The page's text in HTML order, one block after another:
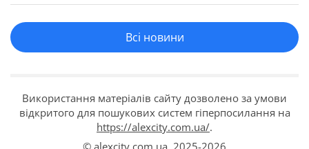
Підприємство, яке розпочало повноцінну роботу 28
червня 2022 року, протягом трьох з половиною років
на пʼяти маршрутах перевезло 3,5 мільйона пасажирів –
це 1 мільйон на рік. Водночас, […]
Всі новини
Використання матеріалів сайту дозволено за умови
відкритого для пошукових систем гіперпосилання на
https://alexcity.com.ua/.
© alexcity.com.ua, 2025-2026